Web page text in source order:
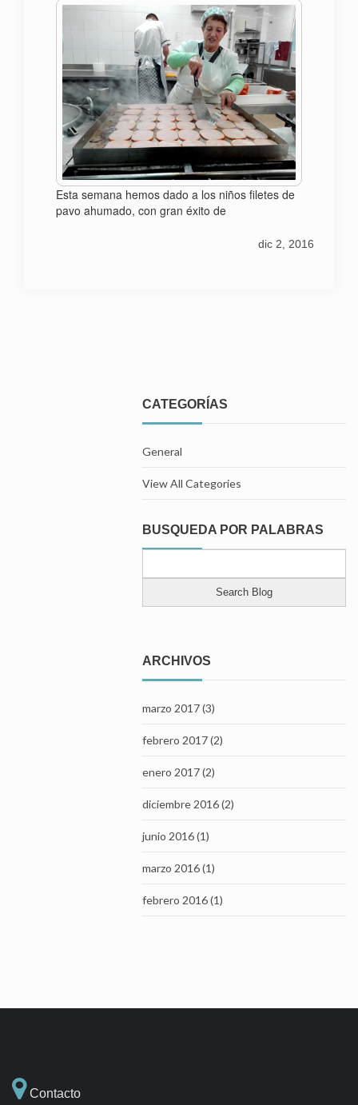
Esta semana hemos dado a los niños filetes de
pavo ahumado, con gran éxito de
dic 2, 2016
CATEGORÍAS
General
View All Categories
BUSQUEDA POR PALABRAS
ARCHIVOS
marzo 2017 (3)
febrero 2017 (2)
enero 2017 (2)
diciembre 2016 (2)
junio 2016 (1)
marzo 2016 (1)
febrero 2016 (1)
Contacto